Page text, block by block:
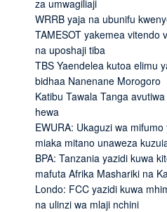
za umwagiliaji
WRRB yaja na ubunifu
TAMESOT yakemea vitendo
na uposhaji tiba
TBS Yaendelea kutoa elimu
bidhaa Nanenane Morogoro
Katibu Tawala Tanga
hewa
EWURA: Ukaguzi wa
miaka mitano unaweza
BPA: Tanzania yazidi kuwa
mafuta Afrika Mashariki na
Londo: FCC yazidi kuwa
na ulinzi wa mlaji nchini